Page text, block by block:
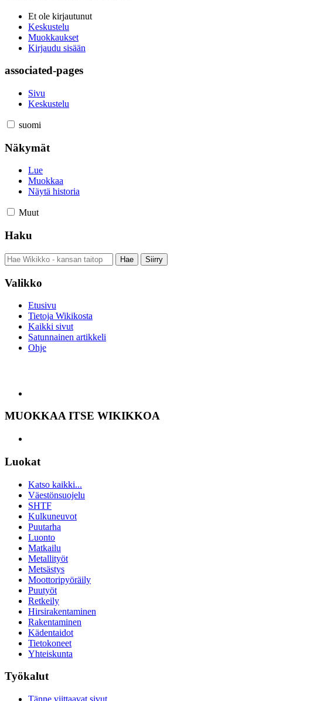
Et ole kirjautunut
Keskustelu
Muokkaukset
Kirjaudu sisään
associated-pages
Sivu
Keskustelu
suomi
Näkymät
Lue
Muokkaa
Näytä historia
Muut
Haku
Valikko
Etusivu
Tietoja Wikikosta
Kaikki sivut
Satunnainen artikkeli
Ohje
MUOKKAA ITSE WIKIKKOA
Luokat
Katso kaikki...
Väestönsuojelu
SHTF
Kulkuneuvot
Puutarha
Luonto
Matkailu
Metallityöt
Metsästys
Moottoripyöräily
Puutyöt
Retkeily
Hirsirakentaminen
Rakentaminen
Kädentaidot
Tietokoneet
Yhteiskunta
Työkalut
Tänne viittaavat sivut